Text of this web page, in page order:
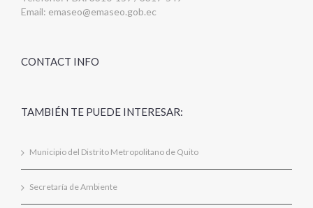
Email: emaseo@emaseo.gob.ec
CONTACT INFO
TAMBIÉN TE PUEDE INTERESAR:
Municipio del Distrito Metropolitano de Quito
Secretaría de Ambiente